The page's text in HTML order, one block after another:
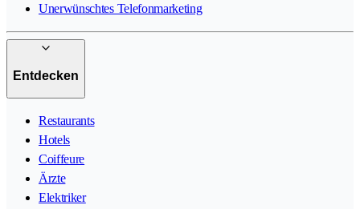
Unerwünschtes Telefonmarketing
Entdecken
Restaurants
Hotels
Coiffeure
Ärzte
Elektriker